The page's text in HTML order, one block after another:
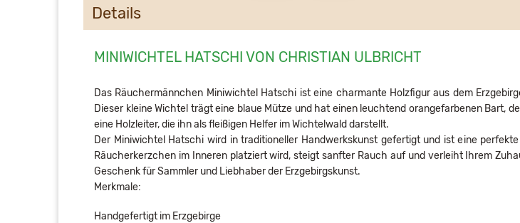
Details
MINIWICHTEL HATSCHI VON CHRISTIAN ULBRICHT
Das Räuchermännchen Miniwichtel Hatschi ist eine charmante Holzfigur aus dem
Dieser kleine Wichtel trägt eine blaue Mütze und hat einen leuchtend orangefarbenen Bart,
eine Holzleiter, die ihn als fleißigen Helfer im Wichtelwald darstellt.
Der Miniwichtel Hatschi wird in traditioneller Handwerkskunst gefertigt und ist eine
Räucherkerzchen im Inneren platziert wird, steigt sanfter Rauch auf und verleiht Ihrem
Geschenk für Sammler und Liebhaber der Erzgebirgskunst.
Merkmale:
Handgefertigt im Erzgebirge